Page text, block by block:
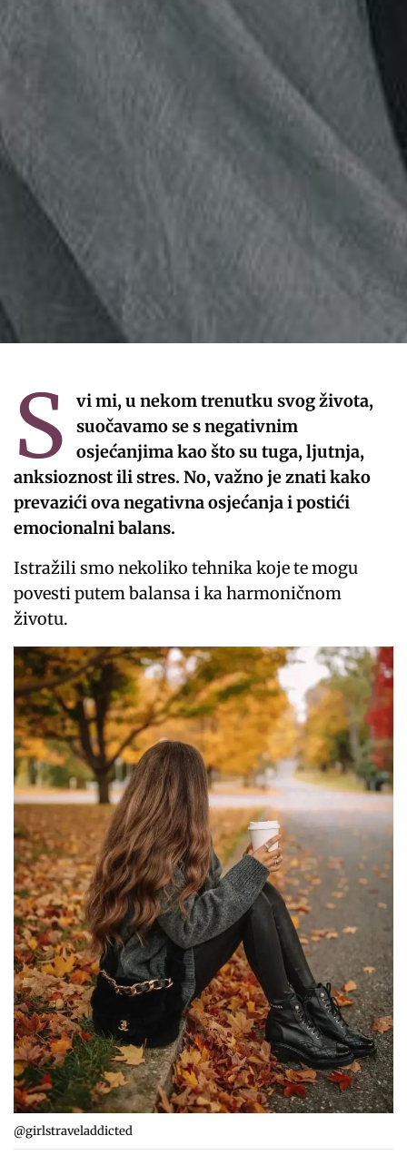
S
vi mi, u nekom trenutku svog života,
suočavamo se s negativnim
osjećanjima kao što su tuga, ljutnja,
anksioznost ili stres. No, važno je znati kako
prevazići ova negativna osjećanja i postići
emocionalni balans.
Istražili smo nekoliko tehnika koje te mogu
povesti putem balansa i ka harmoničnom
životu.
@girlstraveladdicted